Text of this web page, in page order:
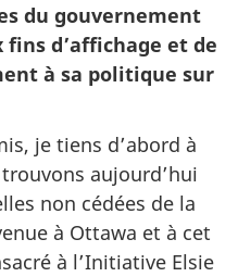
du gouvernement
fins d’affichage et de
à sa politique sur
je tiens d’abord à
aujourd’hui
non cédées de la
à Ottawa et à cet
à l’Initiative Elsie